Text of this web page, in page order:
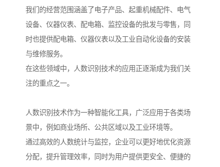
我们的经营范围涵盖了电子产品、起重机械配件、电气
设备、仪器仪表、配电箱、监控设备的批发与零售，同
时也提供配电箱、仪器仪表以及工业自动化设备的安装
与维修服务。
在这些领域中，人数识别技术的应用正逐渐成为我们关
注的重点之一。
人数识别技术作为一种智能化工具，广泛应用于各类场
景中，例如商业场所、公共区域以及工业环境等。
通过高效的人数统计与监控，企业可以更好地优化资源
分配，提升管理效率，同时为用户提供更安全、便捷的